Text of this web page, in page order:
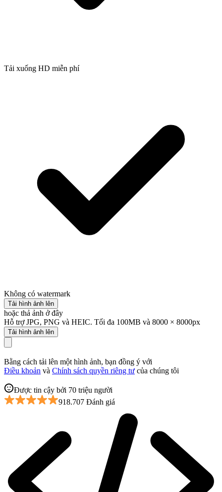
Tải xuống HD miễn phí
Không có watermark
Tải hình ảnh lên
hoặc thả ảnh ở đây
Hỗ trợ JPG, PNG và HEIC. Tối đa 100MB và 8000 × 8000px
Tải hình ảnh lên
Bằng cách tải lên một hình ảnh, bạn đồng ý với
Điều khoản và Chính sách quyền riêng tư của chúng tôi
Được tin cậy bởi 70 triệu người
918.707 Đánh giá